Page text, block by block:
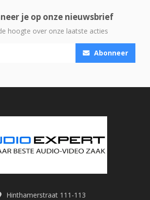
je op onze nieuwsbrief
hoogte over onze laatste acties
Abonneer
Hinthamerstraat 111-113